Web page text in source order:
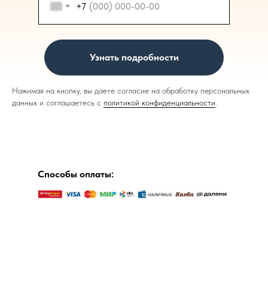
+7
Узнать подробности
Нажимая на кнопку, вы даете согласие на обработку персональных
данных и соглашаетесь c политикой конфиденциальности
Способы оплаты: